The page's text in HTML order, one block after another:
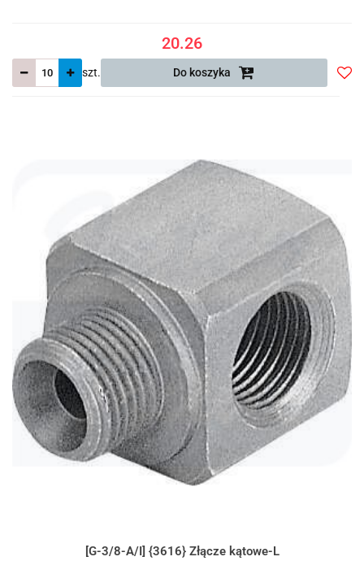
20.26
szt. Do koszyka
[G-3/8-A/I] {3616} Złącze kątowe-L